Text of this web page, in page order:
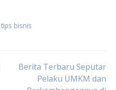
tips bisnis
Berita Terbaru Seputar
Pelaku UMKM dan